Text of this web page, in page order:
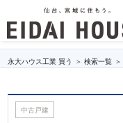
永大ハウス工業 買う 検索一覧
中古戸建